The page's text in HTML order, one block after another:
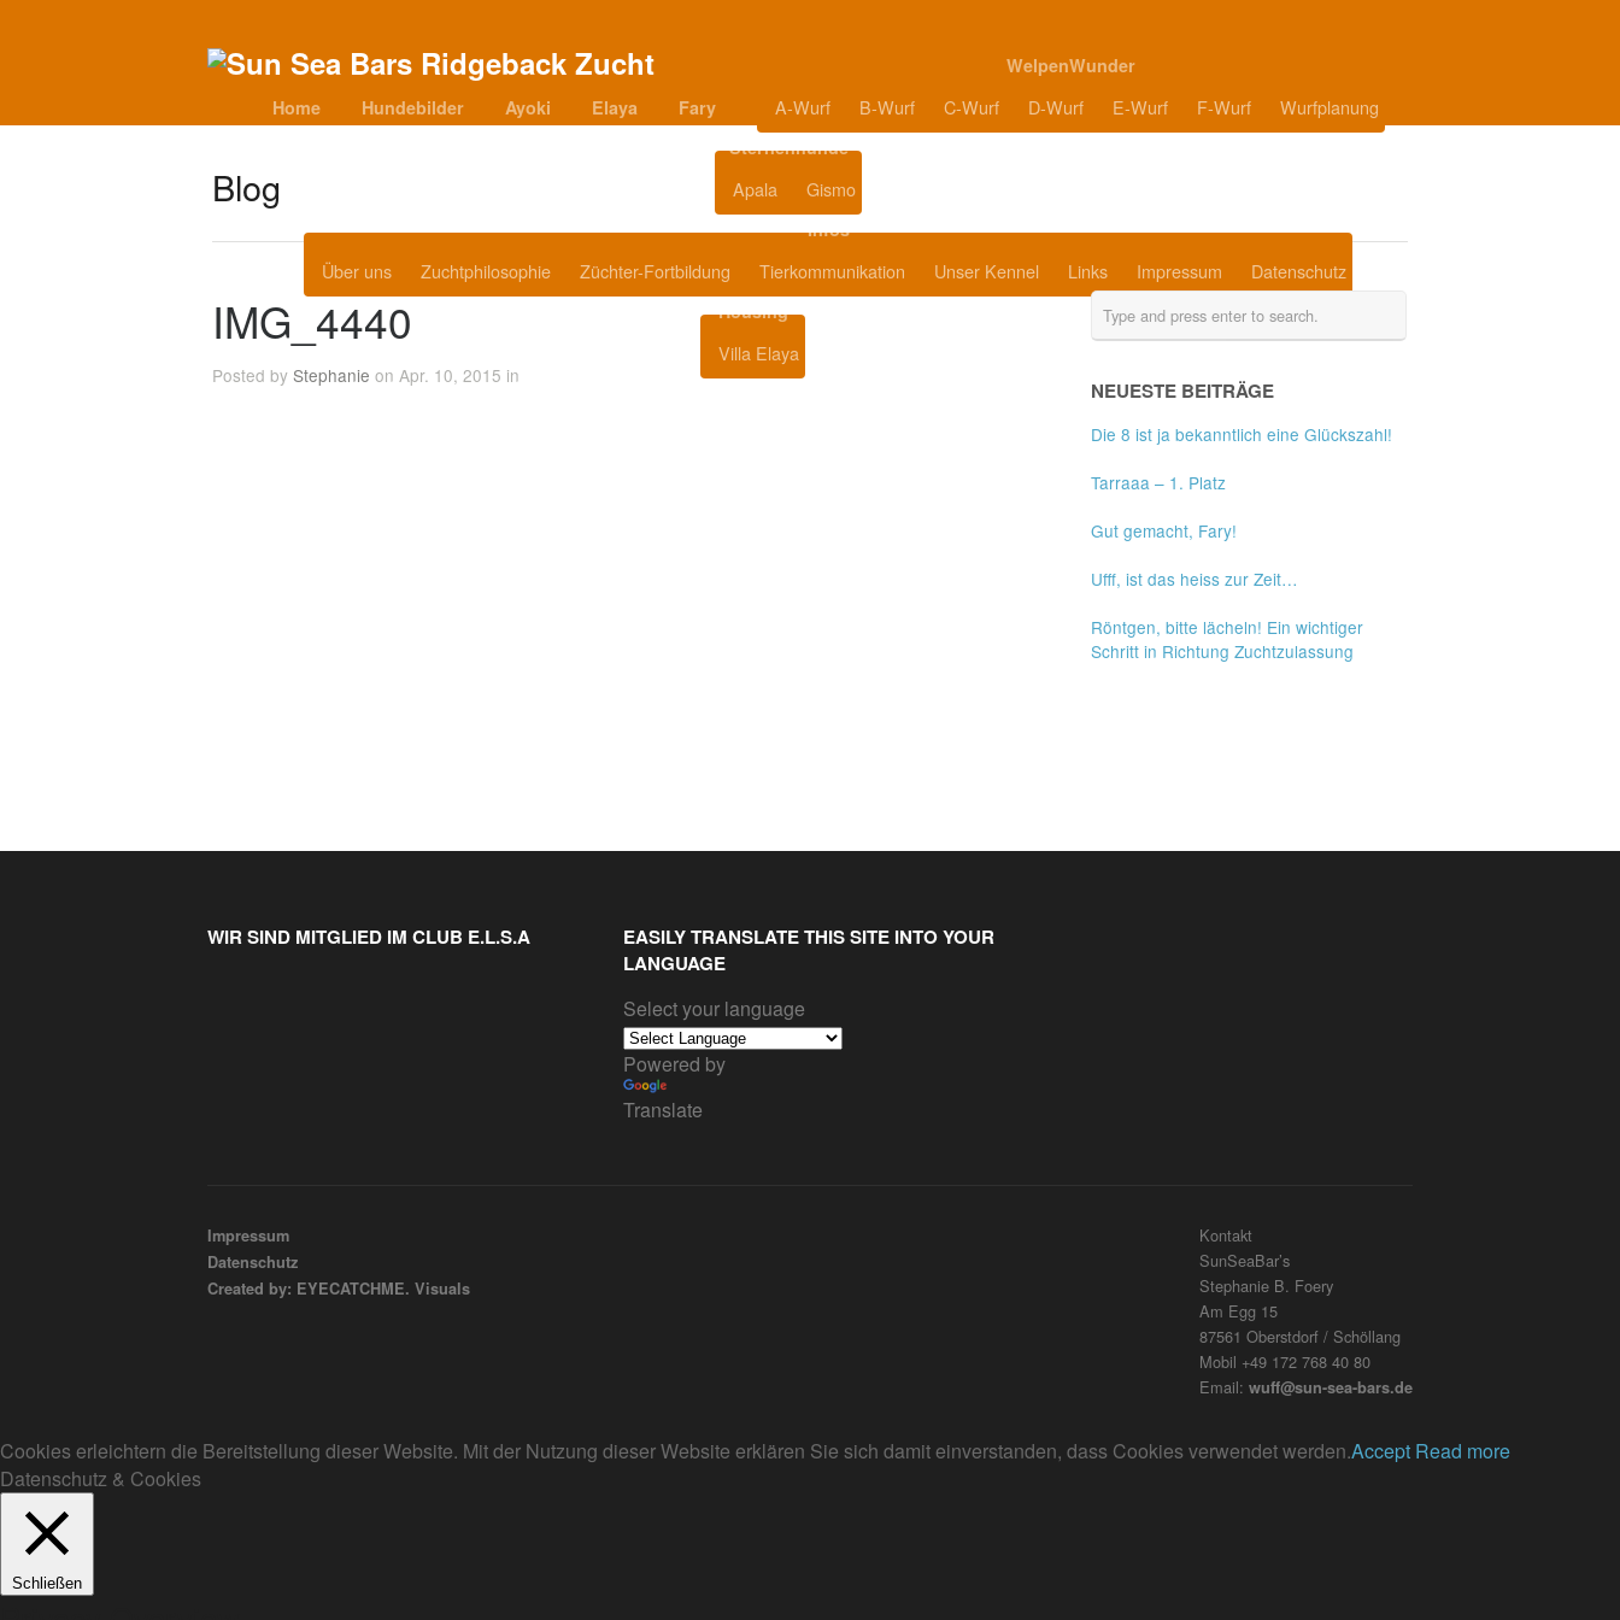
Home Hundebilder Ayoki Elaya Fary
WelpenWunder
A-Wurf B-Wurf C-Wurf D-Wurf E-Wurf F-Wurf Wurfplanung
Sternenhunde
Apala Gismo
Infos
Über uns Zuchtphilosophie Züchter-Fortbildung Tierkommunikation Unser Kennel Links Impressum Datenschutz
Housing
Villa Elaya
Blog
IMG_4440
Posted by Stephanie on Apr. 10, 2015 in
NEUESTE BEITRÄGE
Die 8 ist ja bekanntlich eine Glückszahl!
Tarraaa – 1. Platz
Gut gemacht, Fary!
Ufff, ist das heiss zur Zeit…
Röntgen, bitte lächeln! Ein wichtiger
Schritt in Richtung Zuchtzulassung
WIR SIND MITGLIED IM CLUB E.L.S.A
EASILY TRANSLATE THIS SITE INTO YOUR
LANGUAGE
Select your language
Powered by
Translate
Impressum
Datenschutz
Created by: EYECATCHME. Visuals
Kontakt
SunSeaBar’s
Stephanie B. Foery
Am Egg 15
87561 Oberstdorf / Schöllang
Mobil +49 172 768 40 80
Email: wuff@sun-sea-bars.de
Cookies erleichtern die Bereitstellung dieser Website. Mit der Nutzung dieser Website erklären Sie sich damit einverstanden, dass Cookies verwendet werden.Accept Read more
Datenschutz & Cookies
Schließen